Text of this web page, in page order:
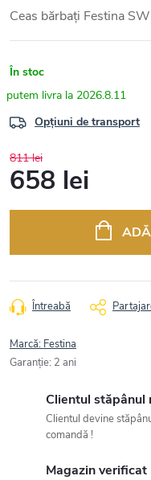
Ceas bărbați Festina
În stoc
2026.8.11
Opțiuni de transport
811 lei
658 lei
Întreabă
Marcă: Festina
Garanţie: 2 ani
Clientul stăpânul
Clientul devine
comandă !
Magazin verificat